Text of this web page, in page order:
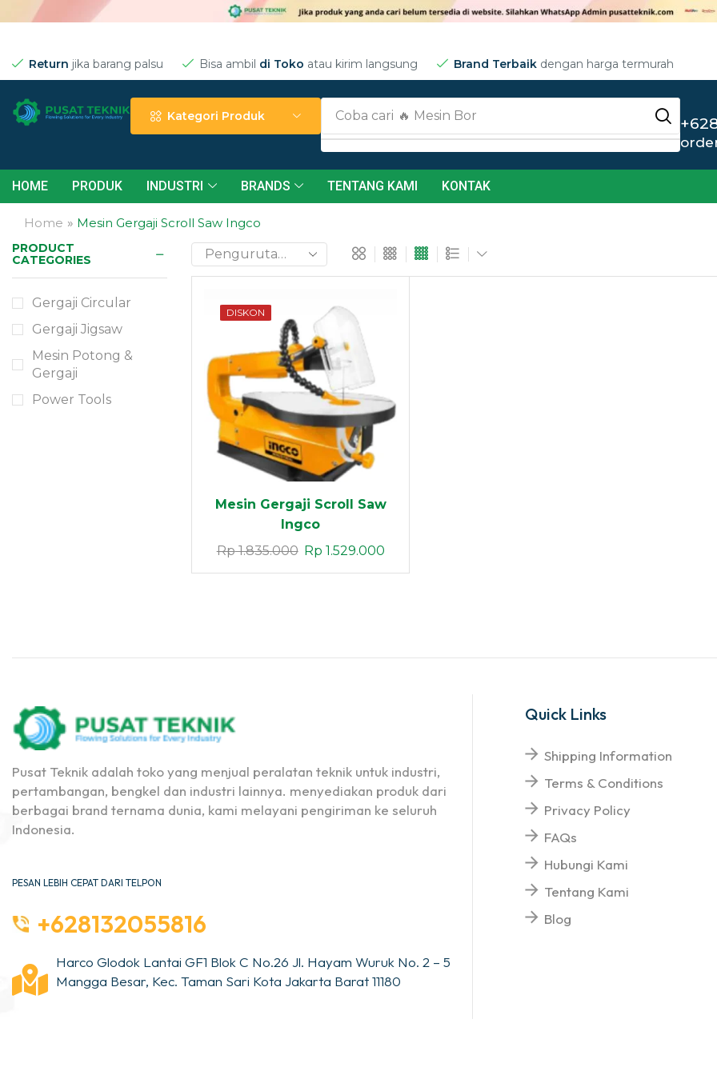
Return jika barang palsu Bisa ambil di Toko atau kirim langsung Brand Terbaik dengan harga termurah
Kategori Produk Coba cari 🔥 Mesin Bor
HOME PRODUK INDUSTRI BRANDS TENTANG KAMI KONTAK
Home » Mesin Gergaji Scroll Saw Ingco
DISKON
Mesin Gergaji Scroll Saw
Ingco
Rp1.835.000 Rp 1.529.000
PRODUCT
CATEGORIES
Gergaji Circular
Gergaji Jigsaw
Mesin Potong &
Gergaji
Power Tools
Need Help?
24/7
Contact
Pusat Teknik adalah toko yang menjual peralatan teknik untuk industri,
pertambangan, bengkel dan industri lainnya. menyediakan produk dari
berbagai brand ternama dunia, kami melayani pengiriman ke seluruh
Indonesia.
PESAN LEBIH CEPAT DARI TELPON
+628132055816
Harco Glodok Lantai GF1 Blok C No.26 Jl. Hayam Wuruk No. 2 – 5
Mangga Besar, Kec. Taman Sari Kota Jakarta Barat 11180
Quick Links
Shipping Information
Terms & Conditions
Privacy Policy
FAQs
Hubungi Kami
Tentang Kami
Blog